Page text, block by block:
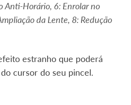
Anti-Horário, 6: Enrolar no
da Lente, 8: Redução
estranho que poderá
cursor do seu pincel.